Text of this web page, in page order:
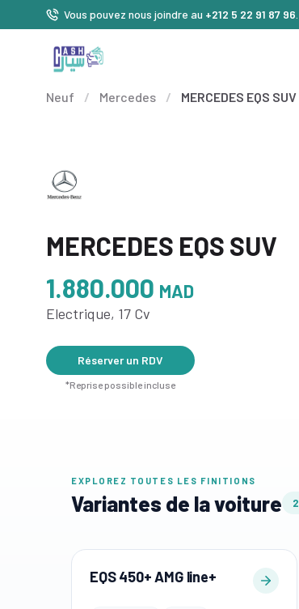
Vous pouvez nous joindre au +212 5 22 91 87 96
Neuf / Mercedes / MERCEDES EQS SUV
MERCEDES EQS SUV
1.880.000 MAD
Electrique, 17 Cv
Réserver un RDV
*Reprise possible incluse
EXPLOREZ TOUTES LES FINITIONS
Variantes de la voiture 2
EQS 450+ AMG line+